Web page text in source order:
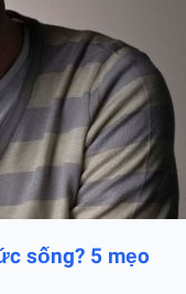
sống? 5 mẹo